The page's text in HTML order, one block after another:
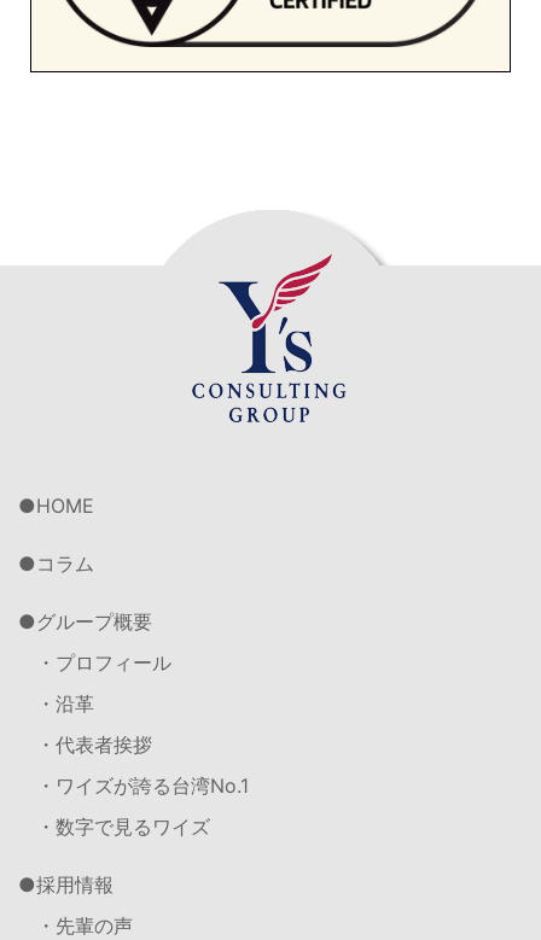
HOME
コラム
グループ概要
・プロフィール
・沿革
・代表者挨拶
・ワイズが誇る台湾No.1
・数字で見るワイズ
採用情報
・先輩の声